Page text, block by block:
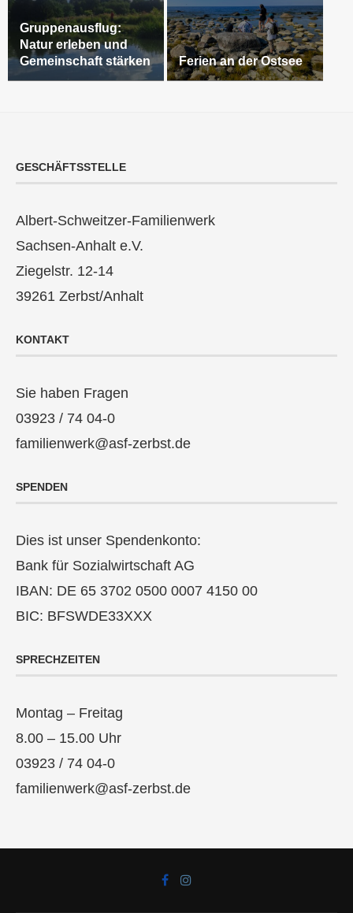
Gruppenausflug:
Natur erleben und
Gemeinschaft stärken
Ferien an der Ostsee
GESCHÄFTSSTELLE
Albert-Schweitzer-Familienwerk
Sachsen-Anhalt e.V.
Ziegelstr. 12-14
39261 Zerbst/Anhalt
KONTAKT
Sie haben Fragen
03923 / 74 04-0
familienwerk@asf-zerbst.de
SPENDEN
Dies ist unser Spendenkonto:
Bank für Sozialwirtschaft AG
IBAN: DE 65 3702 0500 0007 4150 00
BIC: BFSWDE33XXX
SPRECHZEITEN
Montag – Freitag
8.00 – 15.00 Uhr
03923 / 74 04-0
familienwerk@asf-zerbst.de